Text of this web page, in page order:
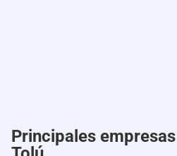
Principales